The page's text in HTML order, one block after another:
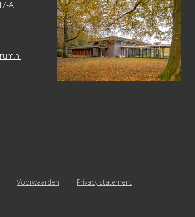
A
Voorwaarden Privacy statement